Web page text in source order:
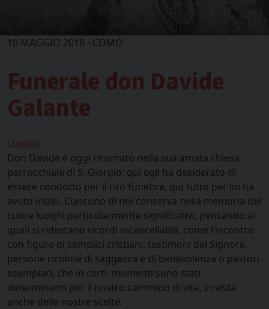
10 MAGGIO 2018 - COMO
Funerale don Davide
Galante
Omelie
Don Davide è oggi ritornato nella sua amata chiesa
parrocchiale di S. Giorgio: qui egli ha desiderato di
essere condotto per il rito funebre, qui tutto per lui ha
avuto inizio. Ciascuno di noi conserva nella memoria del
cuore luoghi particolarmente significativi, pensando ai
quali si ridestano ricordi incancellabili, come l’incontro
con figure di semplici cristiani, testimoni del Signore,
persone ricolme di saggezza e di benevolenza o pastori
esemplari, che in certi momenti sono stati
determinanti per il nostro cammino di vita, in vista
anche delle nostre scelte.